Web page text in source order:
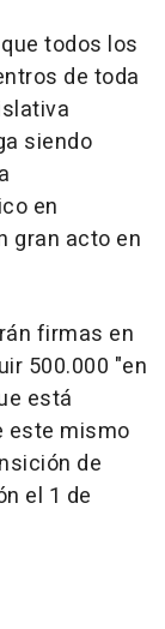
todos los
de toda
siendo
en
gran acto en
firmas en
500.000 "en
está
este mismo
de
el 1 de